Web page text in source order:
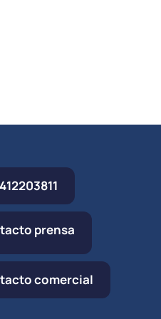
prensa
comercial